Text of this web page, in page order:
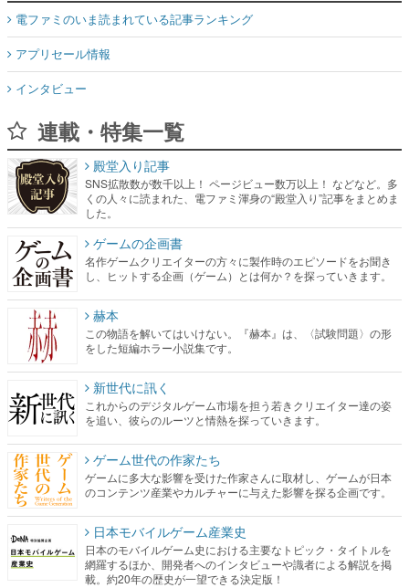
電ファミのいま読まれている記事ランキング
アプリセール情報
インタビュー
連載・特集一覧
殿堂入り記事
SNS拡散数が数千以上！ ページビュー数万以上！ などなど。多
くの人々に読まれた、電ファミ渾身の“殿堂入り”記事をまとめま
した。
ゲームの企画書
名作ゲームクリエイターの方々に製作時のエピソードをお聞き
し、ヒットする企画（ゲーム）とは何か？を探っていきます。
赫本
この物語を解いてはいけない。『赫本』は、〈試験問題〉の形
をした短編ホラー小説集です。
新世代に訊く
これからのデジタルゲーム市場を担う若きクリエイター達の姿
を追い、彼らのルーツと情熱を探っていきます。
ゲーム世代の作家たち
ゲームに多大な影響を受けた作家さんに取材し、ゲームが日本
のコンテンツ産業やカルチャーに与えた影響を探る企画です。
日本モバイルゲーム産業史
日本のモバイルゲーム史における主要なトピック・タイトルを
網羅するほか、開発者へのインタビューや識者による解説を掲
載。約20年の歴史が一望できる決定版！